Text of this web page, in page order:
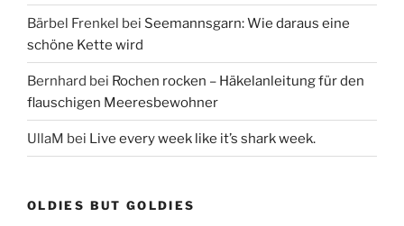
Bärbel Frenkel bei Seemannsgarn: Wie daraus eine
schöne Kette wird
Bernhard bei Rochen rocken – Häkelanleitung für den
flauschigen Meeresbewohner
UllaM bei Live every week like it’s shark week.
OLDIES BUT GOLDIES